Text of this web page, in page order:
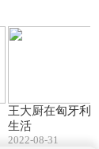
王大厨在匈牙利
生活
2022-08-31